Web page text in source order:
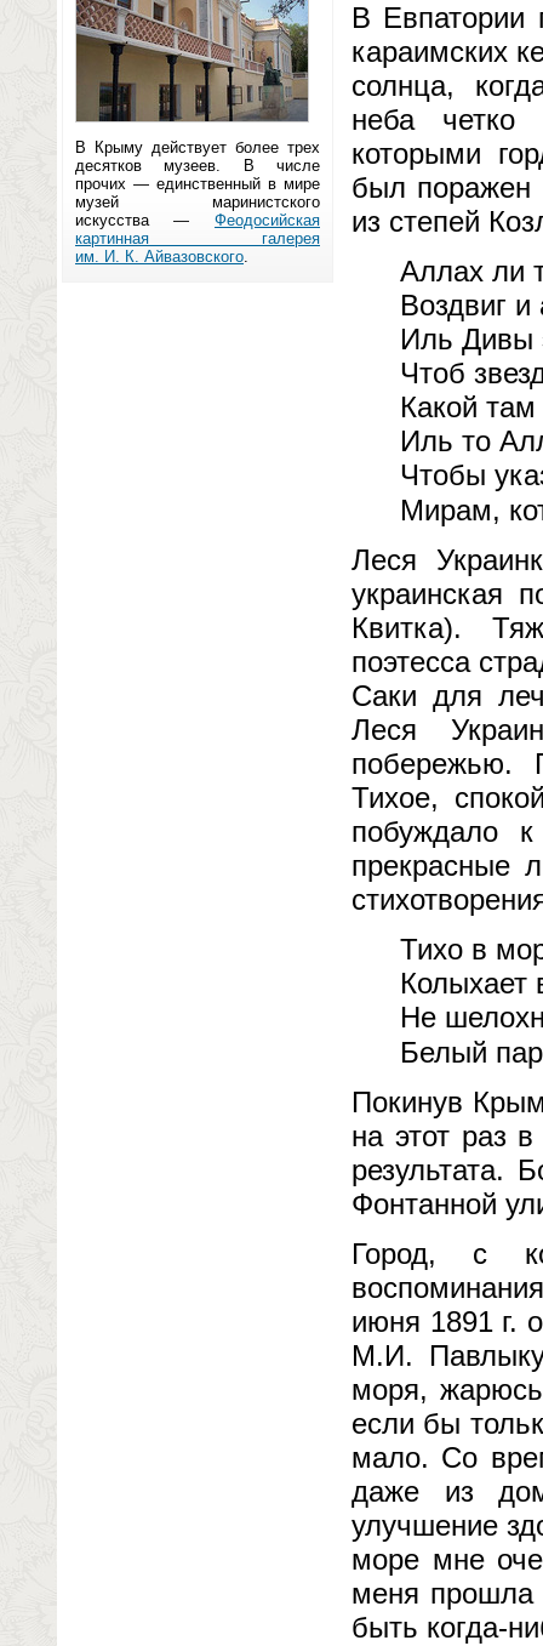
В Крыму действует более трех
десятков музеев. В числе
прочих — единственный в мире
музей маринистского
искусства — Феодосийская
картинная галерея
им. И. К. Айвазовского.
В Евпатории
караимских
солнца,
неба четко
которыми
был поражен
из степей
Аллах ли
Воздвиг и
Иль Дивы
Чтоб
Какой
Иль то
Чтобы
Мирам,
Леся
украинская
Квитка).
поэтесса
Саки для
Леся
побережью.
Тихое,
побуждало
прекрасные
Тихо в
Колыхает
Не
Белый
Покинув
на этот раз
результата.
Фонтанной
Город, с
июня 1891 г.
М.И.
моря,
если бы
мало. Со
даже из
улучшение
море мне
меня прошла
быть когда-